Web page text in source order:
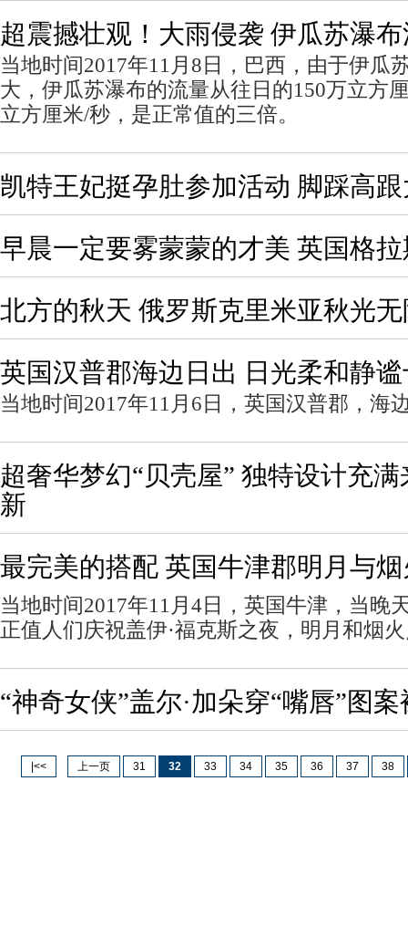
超震撼壮观！大雨侵袭 伊瓜苏瀑
当地时间2017年11月8日，巴西，由于伊瓜
大，伊瓜苏瀑布的流量从往日的150万立方
立方厘米/秒，是正常值的三倍。
凯特王妃挺孕肚参加活动 脚踩高
早晨一定要雾蒙蒙的才美 英国格
北方的秋天 俄罗斯克里米亚秋光
英国汉普郡海边日出 日光柔和静
当地时间2017年11月6日，英国汉普郡，海
超奢华梦幻“贝壳屋” 独特设计充
新
最完美的搭配 英国牛津郡明月与
当地时间2017年11月4日，英国牛津，当晚
正值人们庆祝盖伊·福克斯之夜，明月和烟
“神奇女侠”盖尔·加朵穿“嘴唇”图
|<< 上一页 31 32 33 34 35 36 37 38